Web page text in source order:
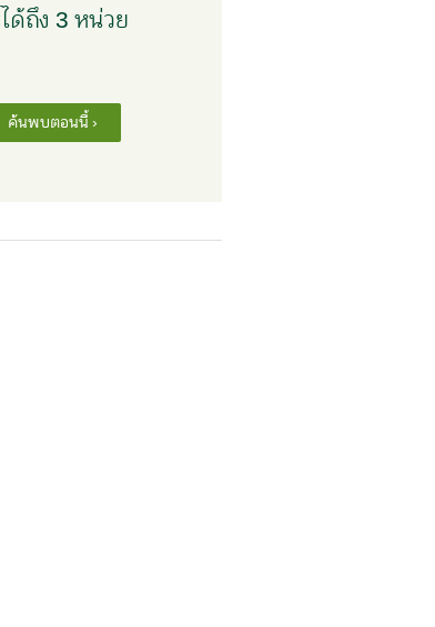
ด้ถึง 3 หน่วย
ค้นพบตอนนี้ ›